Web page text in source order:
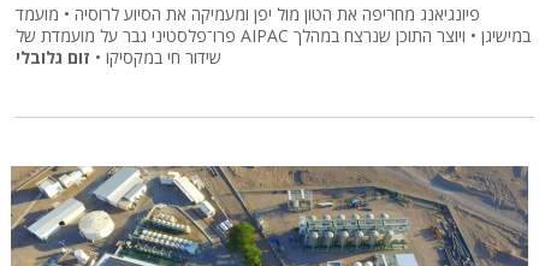
פיונגיאנג מחריפה את הטון מול יפן ומעמיקה את הסיוע לרוסיה • מועמד
פרו־פלסטיני גבר על מועמדת של AIPAC במישיגן • ויוצר התוכן שנרצח במהלך
שידור חי במקסיקו • זום גלובלי